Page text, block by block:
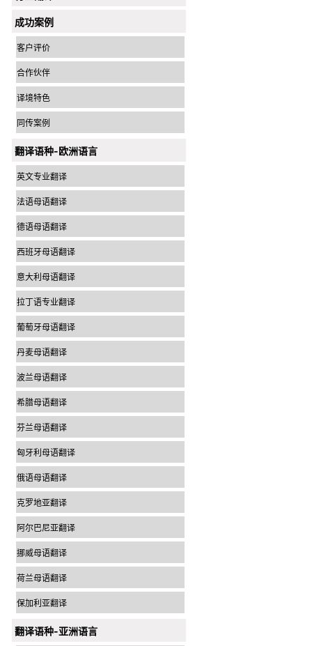
成功案例
客户评价
合作伙伴
译境特色
同传案例
翻译语种-欧洲语言
英文专业翻译
法语母语翻译
德语母语翻译
西班牙母语翻译
意大利母语翻译
拉丁语专业翻译
葡萄牙母语翻译
丹麦母语翻译
波兰母语翻译
希腊母语翻译
芬兰母语翻译
匈牙利母语翻译
俄语母语翻译
克罗地亚翻译
阿尔巴尼亚翻译
挪威母语翻译
荷兰母语翻译
保加利亚翻译
翻译语种-亚洲语言